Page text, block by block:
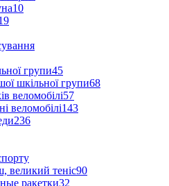
10
групи45
шкільної групи68
веломобілі57
веломобілі143
236
великий теніс90
ракетки32